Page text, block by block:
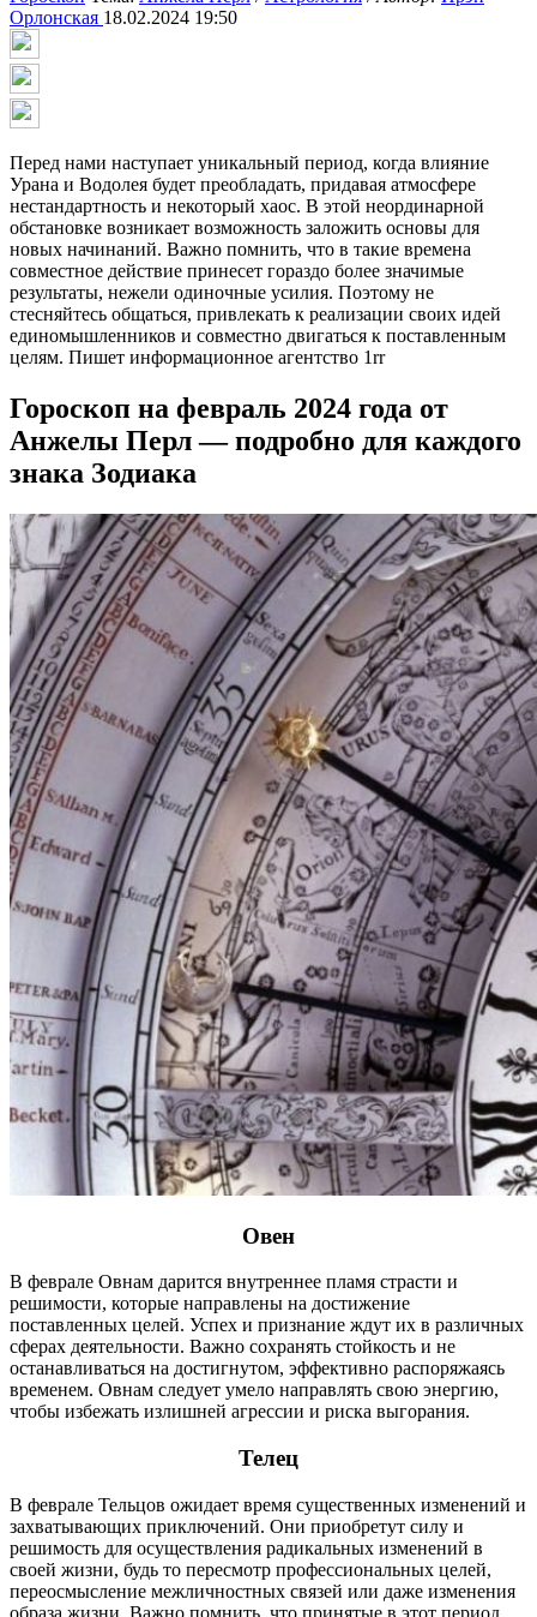
Орлонская 18.02.2024 19:50
Перед нами наступает уникальный период, когда влияние
Урана и Водолея будет преобладать, придавая атмосфере
нестандартность и некоторый хаос. В этой неординарной
обстановке возникает возможность заложить основы для
новых начинаний. Важно помнить, что в такие времена
совместное действие принесет гораздо более значимые
результаты, нежели одиночные усилия. Поэтому не
стесняйтесь общаться, привлекать к реализации своих идей
единомышленников и совместно двигаться к поставленным
целям. Пишет информационное агентство 1rr
Гороскоп на февраль 2024 года от
Анжелы Перл — подробно для каждого
знака Зодиака
Овен
В феврале Овнам дарится внутреннее пламя страсти и
решимости, которые направлены на достижение
поставленных целей. Успех и признание ждут их в различных
сферах деятельности. Важно сохранять стойкость и не
останавливаться на достигнутом, эффективно распоряжаясь
временем. Овнам следует умело направлять свою энергию,
чтобы избежать излишней агрессии и риска выгорания.
Телец
В феврале Тельцов ожидает время существенных изменений и
захватывающих приключений. Они приобретут силу и
решимость для осуществления радикальных изменений в
своей жизни, будь то пересмотр профессиональных целей,
переосмысление межличностных связей или даже изменения
образа жизни. Важно помнить, что принятые в этот период